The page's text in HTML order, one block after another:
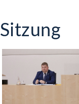
Sitzung